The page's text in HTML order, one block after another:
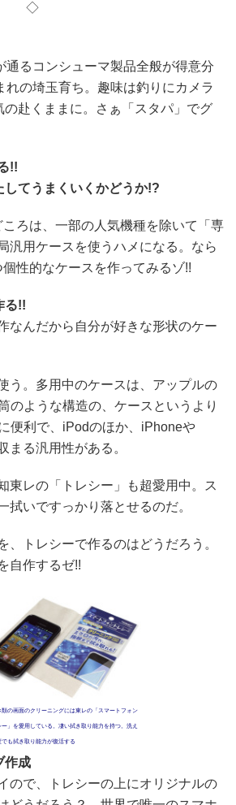
◇
るコンシューマ製品全般が得意分
の埼玉育ち。趣味は釣りにカメラ
赴くままに。さぁ「スタパ」でグ
!!
てうまくいくかどうか!?
ろは、一部の人気機種を除いて「専
汎用ケースを使うハメになる。なら
性的なケースを作ってみるゾ!!
る!!
んだから自分が好きな形状のケー
。多用中のケースは、アップルの
のような構造の、ケースというより
便利で、iPodのほか、iPhoneや
る汎用性がある。
レの「トレシー」も超愛用中。ス
いですっかり落とせるのだ。
トレシーで作るのはどうだろう。
自作するゼ!!
類の画面のクリーニングには東レの「スマートフォン
ー」を愛用している。凄い拭き取り能力を持つ。洗え
でも拭き取り能力が復活する
作成
で、トレシーの上にオリジナルの